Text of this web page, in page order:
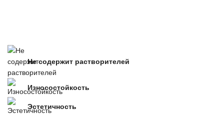
Не содержит растворителей
Износостойкость
Эстетичность